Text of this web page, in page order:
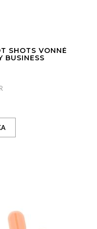
SHOTS VONNÉ
BUSINESS